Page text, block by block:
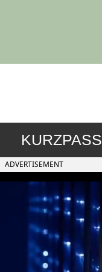
KURZPASS
ADVERTISEMENT